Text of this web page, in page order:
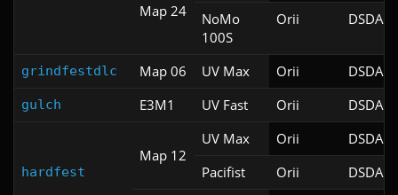
Map 24
NoMo
100S
Orii DSDA-
grindfestdlc Map 06 UV Max Orii DSDA-
gulch E3M1 UV Fast Orii DSDA-
hardfest
Map 12
UV Max Orii
DSDA-
Pacifist
Orii
DSDA-